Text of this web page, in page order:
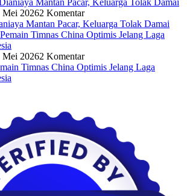
Mei 20262 Komentar
Mantan Pacar, Keluarga Tolak Damai
Mei 20262 Komentar
Timnas China Optimis Jelang Laga